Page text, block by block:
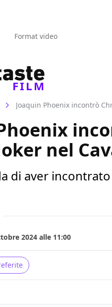
Format video
FILM
Joaquin Phoenix incontrò
nel
di aver
2024 alle 11:00